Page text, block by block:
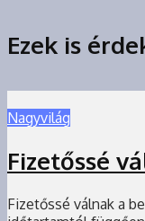
Ezek is
Nagyvilág
Fizetőssé
Fizetőssé válnak a